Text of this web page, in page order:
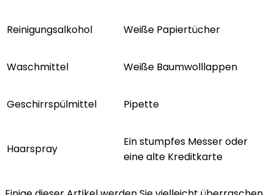
Reinigungsalkohol Weiße Papiertücher
Waschmittel Weiße Baumwolllappen
Geschirrspülmittel Pipette
Haarspray
Ein stumpfes Messer oder
eine alte Kreditkarte